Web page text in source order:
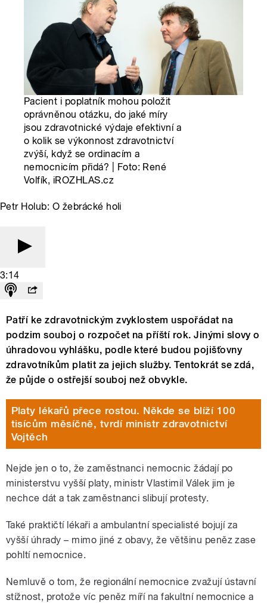
Pacient i poplatník mohou položit
oprávněnou otázku, do jaké míry
jsou zdravotnické výdaje efektivní a
o kolik se výkonnost zdravotnictví
zvýší, když se ordinacím a
nemocnicím přidá? | Foto: René
Volfík, iROZHLAS.cz
Petr Holub: O žebrácké holi
3:14
Patří ke zdravotnickým zvyklostem uspořádat na
podzim souboj o rozpočet na příští rok. Jinými slovy o
úhradovou vyhlášku, podle které budou pojišťovny
zdravotníkům platit za jejich služby. Tentokrát se zdá,
že půjde o ostřejší souboj než obvykle.
Platy lékařů přece rostou. Někde se blíží 100
tisícům měsíčně, tvrdí ministr zdravotnictví
Vojtěch
Nejde jen o to, že zaměstnanci nemocnic žádají po
ministerstvu vyšší platy, ministr Vlastimil Válek jim je
nechce dát a tak zaměstnanci slibují protesty.
Také praktičtí lékaři a ambulantní specialisté bojují za
vyšší úhrady – mimo jiné z obavy, že většinu peněz zase
pohltí nemocnice.
Nemluvě o tom, že regionální nemocnice zvažují ústavní
stížnost, protože víc peněz míří na fakultní nemocnice a